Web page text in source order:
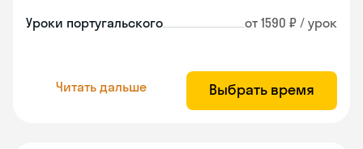
Уроки португальского от 1590 ₽ / урок
Читать дальше Выбрать время